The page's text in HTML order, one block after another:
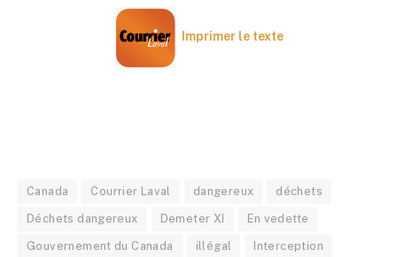
Imprimer le texte
Canada Courrier Laval dangereux déchets
Déchets dangereux Demeter XI En vedette
Gouvernement du Canada illégal Interception